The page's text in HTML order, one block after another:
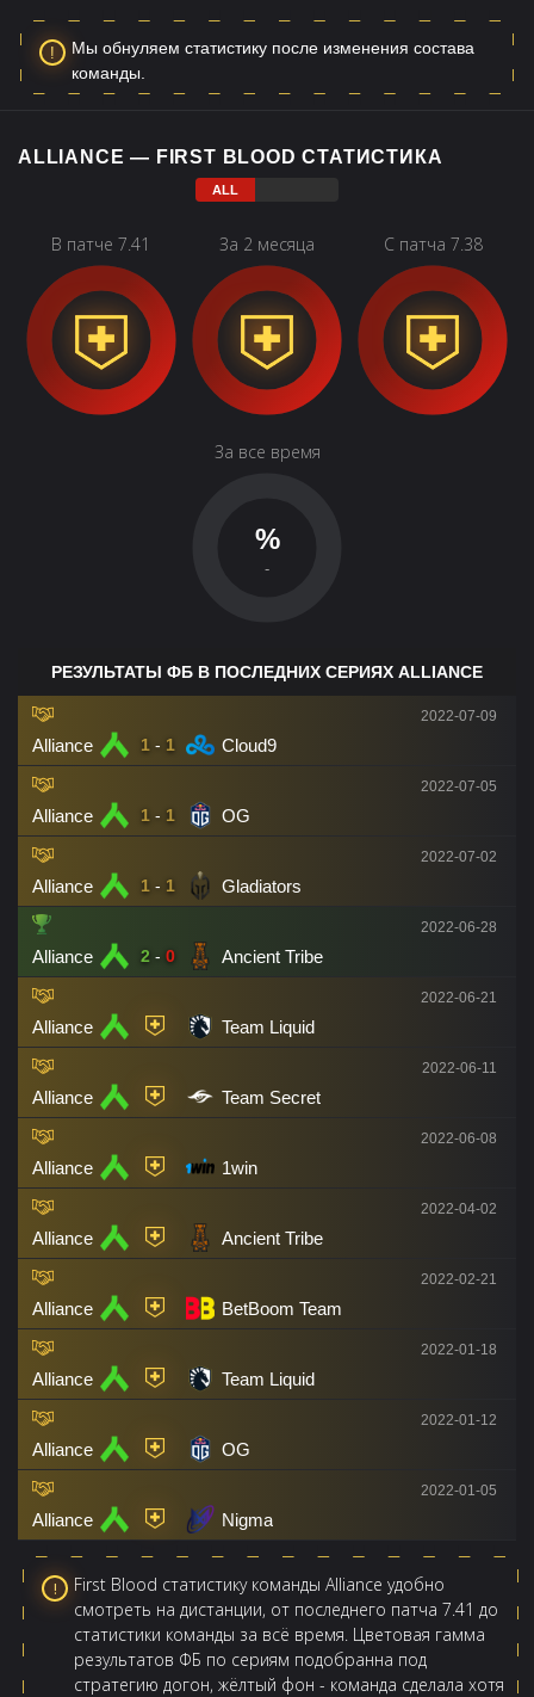
Мы обнуляем статистику после изменения состава
команды.
ALLIANCE — FIRST BLOOD СТАТИСТИКА
В патче 7.41 За 2 месяца С патча 7.38
За все время
%
-
РЕЗУЛЬТАТЫ ФБ В ПОСЛЕДНИХ СЕРИЯХ ALLIANCE
Alliance 1 - 1 Cloud9
2022-07-09
Alliance 1 - 1 OG
2022-07-05
Alliance 1 - 1 Gladiators
2022-07-02
Alliance 2 - 0 Ancient Tribe
2022-06-28
Alliance Team Liquid
2022-06-21
Alliance Team Secret
2022-06-11
Alliance 1win
2022-06-08
Alliance Ancient Tribe
2022-04-02
Alliance BetBoom Team
2022-02-21
Alliance Team Liquid
2022-01-18
Alliance OG
2022-01-12
Alliance Nigma
2022-01-05
First Blood статистику команды Alliance удобно
смотреть на дистанции, от последнего патча 7.41 до
статистики команды за всё время. Цветовая гамма
результатов ФБ по сериям подобранна под
стратегию догон, жёлтый фон - команда сделала хотя